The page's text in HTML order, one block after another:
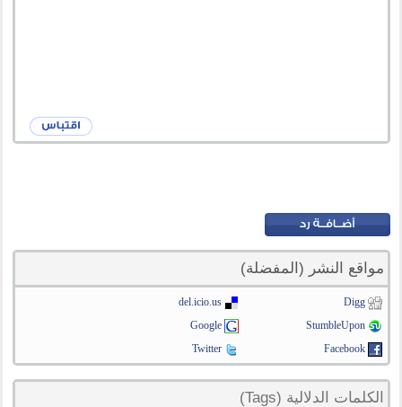
مواقع النشر (المفضلة)
Digg
del.icio.us
StumbleUpon
Google
Facebook
Twitter
الكلمات الدلالية (Tags)